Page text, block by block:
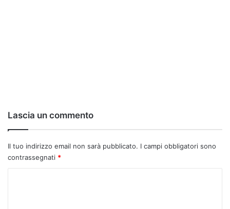
Lascia un commento
Il tuo indirizzo email non sarà pubblicato. I campi obbligatori sono
contrassegnati *